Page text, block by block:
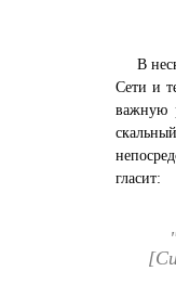
В
Сети и
важную
гласит: